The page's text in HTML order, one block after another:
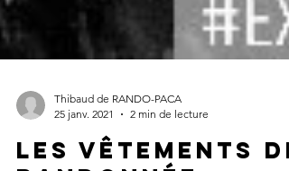
Thibaud de RANDO-PACA
25 janv. 2021
2 min de lecture